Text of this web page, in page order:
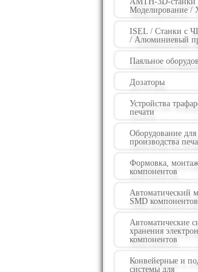
Моделирование /
ISEL / Станки с
/ Алюминиевый
Паяльное
Дозаторы
Устройства
печати
Оборудование для
производства
Формовка,
компонентов
Автоматический
SMD компонентов
Автоматические
хранения
компонентов
Конвейерные и
системы для